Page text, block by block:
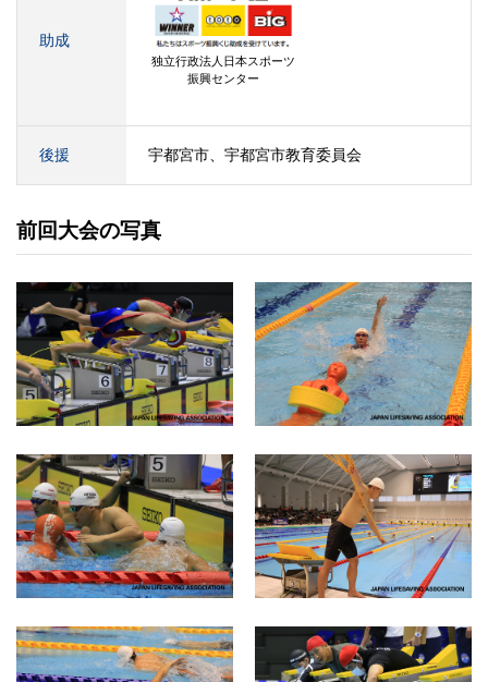
助成
独立行政法人日本スポーツ
振興センター
後援 宇都宮市、宇都宮市教育委員会
前回大会の写真